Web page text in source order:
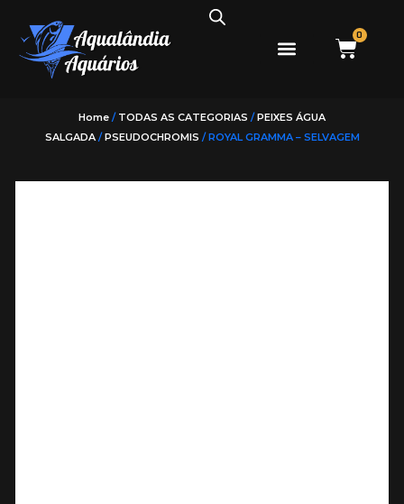
0
Home / TODAS AS CATEGORIAS /PEIXES ÁGUA
SALGADA/PSEUDOCHROMIS / ROYAL GRAMMA – SELVAGEM